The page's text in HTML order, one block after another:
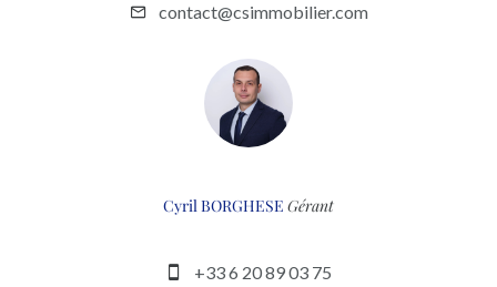
contact@csimmobilier.com
Cyril BORGHESE Gérant
+33 6 20 89 03 75